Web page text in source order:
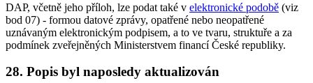
DAP, včetně jeho příloh, lze podat také v elektronické podobě (viz
bod 07) - formou datové zprávy, opatřené nebo neopatřené
uznávaným elektronickým podpisem, a to ve tvaru, struktuře a za
podmínek zveřejněných Ministerstvem financí České republiky.
28. Popis byl naposledy aktualizován